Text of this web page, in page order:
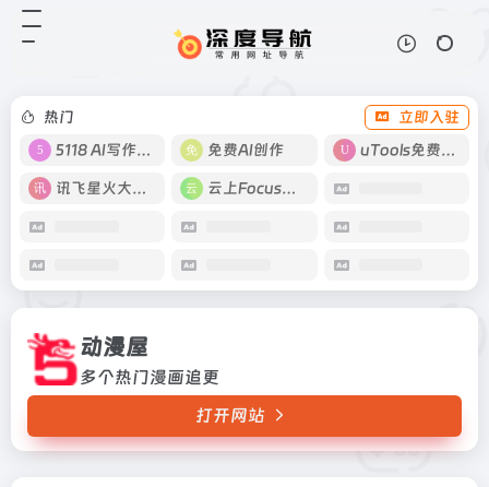
热门
立即入驻
5118 AI写作工具
免费AI创作 uTools免费工具箱
讯飞星火大模型 云上Focus接码
动漫屋
多个热门漫画追更
打开网站